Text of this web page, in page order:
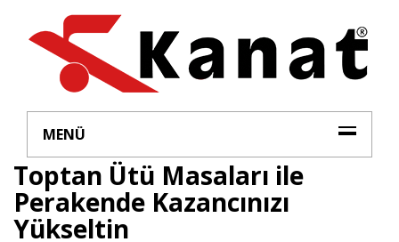
MENÜ
Toptan Ütü Masaları ile
Perakende Kazancınızı
Yükseltin